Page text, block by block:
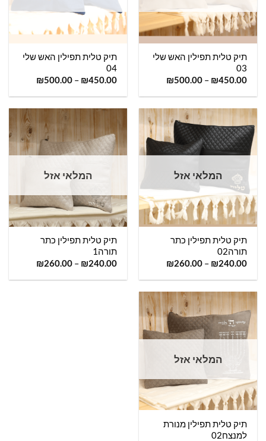
תיק טלית תפילין האש שלי
03
₪450.00
–
₪500.00
תיק טלית תפילין האש שלי
04
₪450.00
–
₪500.00
המלאי אזל
תיק טלית תפילין כתר
תורה02
₪240.00
–
₪260.00
המלאי אזל
תיק טלית תפילין כתר
תורה1
₪240.00
–
₪260.00
המלאי אזל
תיק טלית תפילין מנורת
למנצח02